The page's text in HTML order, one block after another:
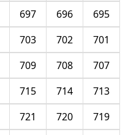
695
696
697
701
702
703
707
708
709
713
714
715
719
720
721